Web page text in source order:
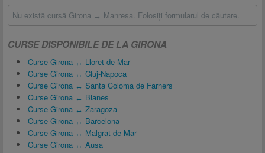
Nu există cursă Girona ↔ Manresa. Folosiţi formularul de căutare.
CURSE DISPONIBILE DE LA GIRONA
Curse Girona ↔ Lloret de Mar
Curse Girona ↔ Cluj-Napoca
Curse Girona ↔ Santa Coloma de Farners
Curse Girona ↔ Blanes
Curse Girona ↔ Zaragoza
Curse Girona ↔ Barcelona
Curse Girona ↔ Malgrat de Mar
Curse Girona ↔ Ausa